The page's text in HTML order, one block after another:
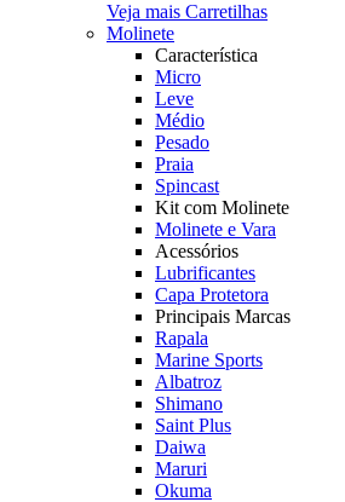
Veja mais Carretilhas
Molinete
Característica
Micro
Leve
Médio
Pesado
Praia
Spincast
Kit com Molinete
Molinete e Vara
Acessórios
Lubrificantes
Capa Protetora
Principais Marcas
Rapala
Marine Sports
Albatroz
Shimano
Saint Plus
Daiwa
Maruri
Okuma